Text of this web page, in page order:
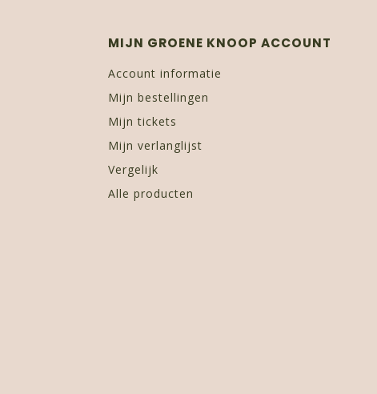
MIJN GROENE KNOOP ACCOUNT
Account informatie
Mijn bestellingen
Mijn tickets
Mijn verlanglijst
Vergelijk
Alle producten